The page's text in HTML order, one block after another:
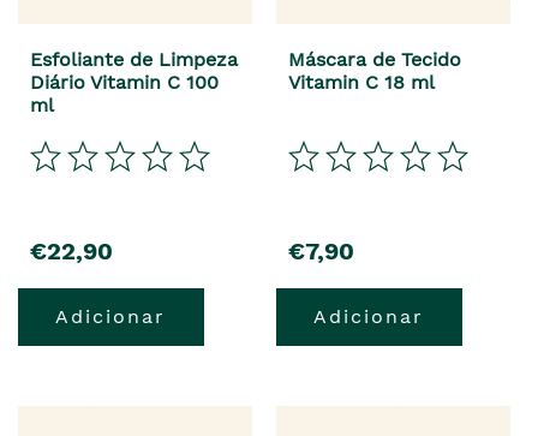
Esfoliante de Limpeza
Diário Vitamin C 100
ml
precio
€22,90
Adicionar
Máscara de Tecido
Vitamin C 18 ml
precio
€7,90
Adicionar